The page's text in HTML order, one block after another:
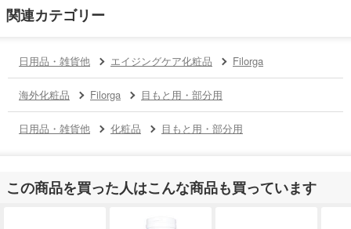
関連カテゴリー
日用品・雑貨他 エイジングケア化粧品 Filorga
海外化粧品 Filorga 目もと用・部分用
日用品・雑貨他 化粧品 目もと用・部分用
この商品を買った人はこんな商品も買っています